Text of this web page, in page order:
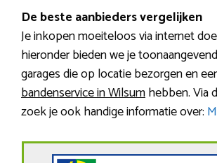
De beste aanbieders vergelijken
Je inkopen moeiteloos via internet
hieronder bieden we je
garages die op locatie bezorgen en
bandenservice in Wilsumhebben. Via
zoek je ook handige informatie over: